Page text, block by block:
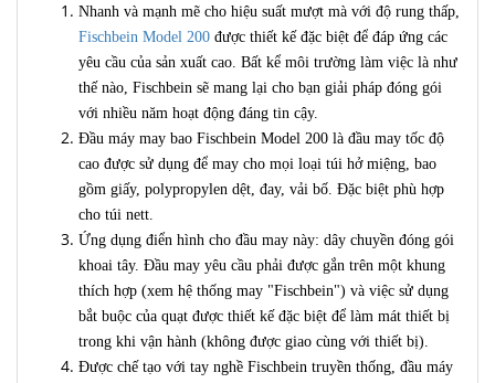
Nhanh và mạnh mẽ cho hiệu suất mượt mà với độ rung thấp,
Fischbein Model 200 được thiết kế đặc biệt để đáp ứng các
yêu cầu của sản xuất cao. Bất kể môi trường làm việc là như
thế nào, Fischbein sẽ mang lại cho bạn giải pháp đóng gói
với nhiều năm hoạt động đáng tin cậy.
Đầu máy may bao Fischbein Model 200 là đầu may tốc độ
cao được sử dụng để may cho mọi loại túi hở miệng, bao
gồm giấy, polypropylen dệt, đay, vải bố. Đặc biệt phù hợp
cho túi nett.
Ứng dụng điển hình cho đầu may này: dây chuyền đóng gói
khoai tây. Đầu may yêu cầu phải được gắn trên một khung
thích hợp (xem hệ thống may "Fischbein") và việc sử dụng
bắt buộc của quạt được thiết kế đặc biệt để làm mát thiết bị
trong khi vận hành (không được giao cùng với thiết bị).
Được chế tạo với tay nghề Fischbein truyền thống, đầu máy